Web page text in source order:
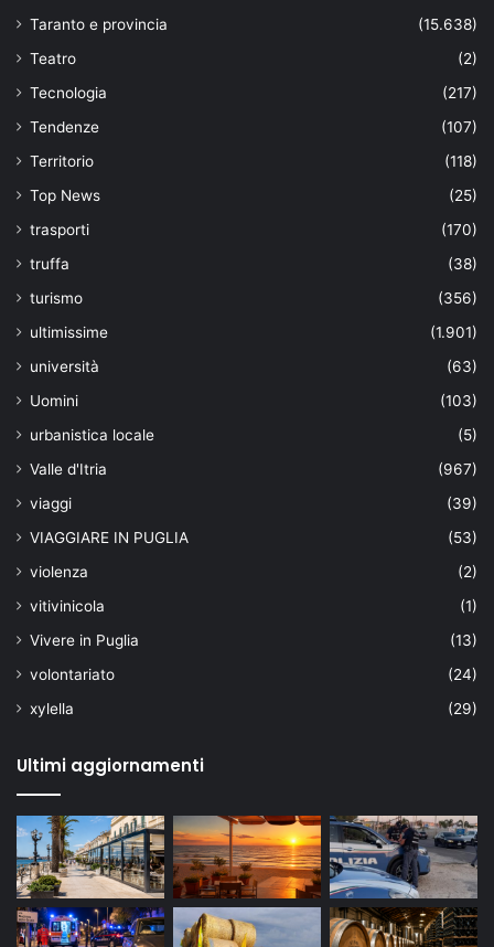
Taranto e provincia
(15.638)
Teatro
(2)
Tecnologia
(217)
Tendenze
(107)
Territorio
(118)
Top News
(25)
trasporti
(170)
truffa
(38)
turismo
(356)
ultimissime
(1.901)
università
(63)
Uomini
(103)
urbanistica locale
(5)
Valle d'Itria
(967)
viaggi
(39)
VIAGGIARE IN PUGLIA
(53)
violenza
(2)
vitivinicola
(1)
Vivere in Puglia
(13)
volontariato
(24)
xylella
(29)
Ultimi aggiornamenti